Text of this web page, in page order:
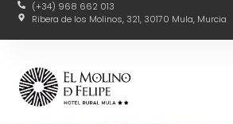
(+34) 968 662 013
Ribera de los Molinos, 321, 30170 Mula, Murcia